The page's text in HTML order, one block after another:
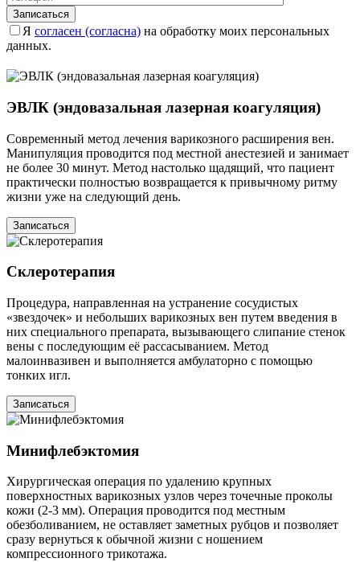
Я согласен (согласна) на обработку моих персональных
данных.
ЭВЛК (эндовазальная лазерная коагуляция)
Современный метод лечения варикозного расширения вен.
Манипуляция проводится под местной анестезией и занимает
не более 30 минут. Метод настолько щадящий, что пациент
практически полностью возвращается к привычному ритму
жизни уже на следующий день.
Записаться
Склеротерапия
Процедура, направленная на устранение сосудистых
«звездочек» и небольших варикозных вен путем введения в
них специального препарата, вызывающего слипание стенок
вены с последующим её рассасыванием. Метод
малоинвазивен и выполняется амбулаторно с помощью
тонких игл.
Записаться
Минифлебэктомия
Хирургическая операция по удалению крупных
поверхностных варикозных узлов через точечные проколы
кожи (2-3 мм). Операция проводится под местным
обезболиванием, не оставляет заметных рубцов и позволяет
сразу вернуться к обычной жизни с ношением
компрессионного трикотажа.